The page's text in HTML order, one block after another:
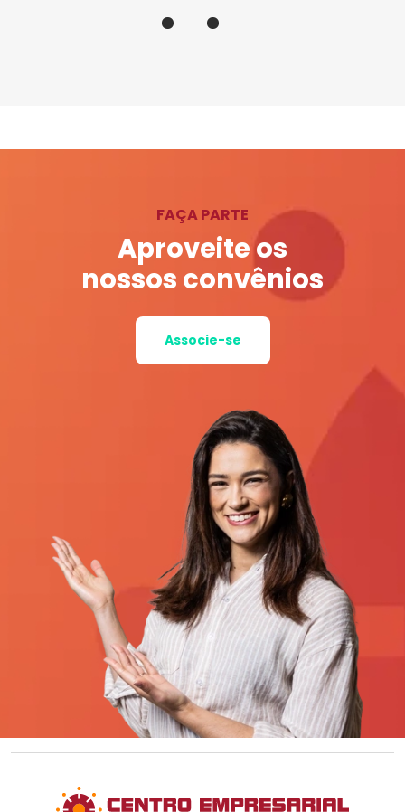
FAÇA PARTE
Aproveite os
nossos convênios
Associe-se